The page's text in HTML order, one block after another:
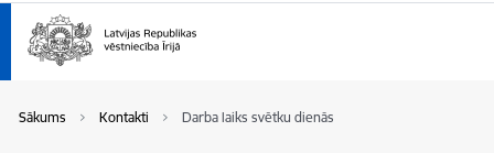
Sākums Kontakti Darba laiks svētku dienās